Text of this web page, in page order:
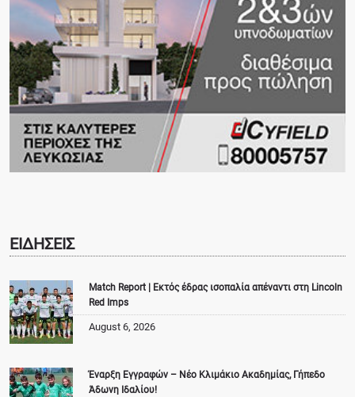
ΕΙΔΗΣΕΙΣ
Match Report | Εκτός έδρας ισοπαλία απέναντι στη Lincoln
Red Imps
August 6, 2026
Έναρξη Εγγραφών – Νέο Κλιμάκιο Ακαδημίας, Γήπεδο
Άδωνη Ιδαλίου!